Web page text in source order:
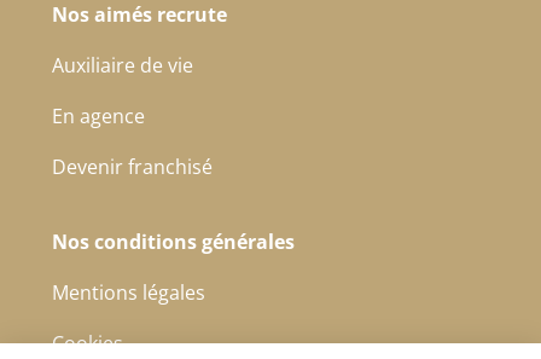
Nos aimés recrute
Auxiliaire de vie
En agence
Devenir franchisé
Nos conditions générales
Mentions légales
Cookies